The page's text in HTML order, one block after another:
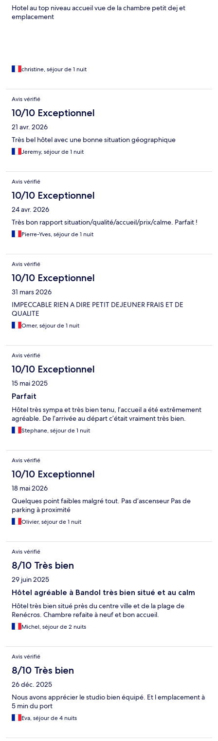
Hotel au top niveau accueil vue de la chambre petit dej et
emplacement
christine, séjour de 1 nuit
Avis vérifié
10/10 Exceptionnel
21 avr. 2026
Très bel hôtel avec une bonne situation géographique
Jeremy, séjour de 1 nuit
Avis vérifié
10/10 Exceptionnel
24 avr. 2026
Très bon rapport situation/qualité/accueil/prix/calme. Parfait !
Pierre-Yves, séjour de 1 nuit
Avis vérifié
10/10 Exceptionnel
31 mars 2026
IMPECCABLE RIEN A DIRE PETIT DEJEUNER FRAIS ET DE
QUALITE
Omer, séjour de 1 nuit
Avis vérifié
10/10 Exceptionnel
15 mai 2025
Parfait
Hôtel très sympa et très bien tenu, l’accueil a été extrêmement
agréable. De l’arrivée au départ c’était vraiment très bien.
Stephane, séjour de 1 nuit
Avis vérifié
10/10 Exceptionnel
18 mai 2026
Quelques point faibles malgré tout. Pas d’ascenseur Pas de
parking à proximité
Olivier, séjour de 1 nuit
Avis vérifié
8/10 Très bien
29 juin 2025
Hôtel agréable à Bandol très bien situé et au calm
Hôtel très bien situé près du centre ville et de la plage de
Renécros. Chambre refaite à neuf et bon accueil.
Michel, séjour de 2 nuits
Avis vérifié
8/10 Très bien
26 déc. 2025
Nous avons apprécier le studio bien équipé. Et l emplacement à
5 min du port
Eva, séjour de 4 nuits